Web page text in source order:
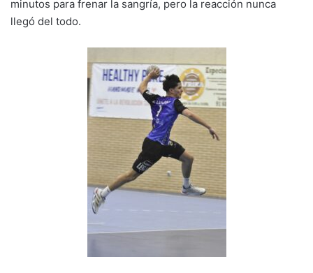
minutos para frenar la sangría, pero la reacción nunca
llegó del todo.